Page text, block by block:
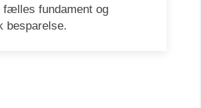
fælles fundament og
besparelse.